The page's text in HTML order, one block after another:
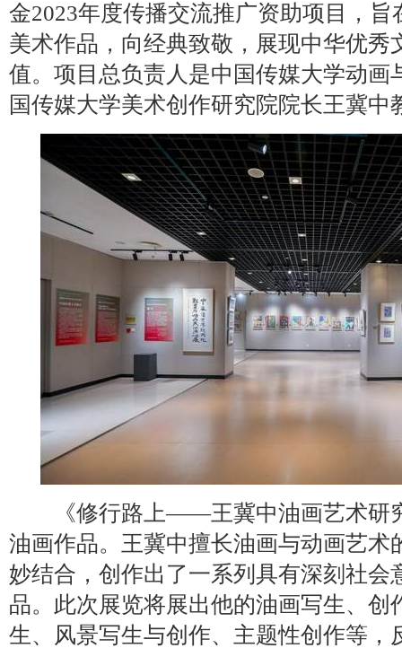
金2023年度传播交流推广资助项目，
美术作品，向经典致敬，展现中华优秀
值。项目总负责人是中国传媒大学动画
国传媒大学美术创作研究院院长王冀中
《修行路上——王冀中油画艺术研究
油画作品。王冀中擅长油画与动画艺术
妙结合，创作出了一系列具有深刻社会
品。此次展览将展出他的油画写生、创
生、风景写生与创作、主题性创作等，